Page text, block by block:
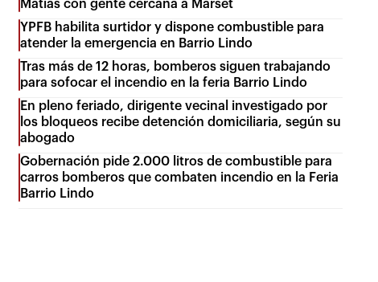
Matías con gente cercana a Marset
YPFB habilita surtidor y dispone combustible para
atender la emergencia en Barrio Lindo
Tras más de 12 horas, bomberos siguen trabajando
para sofocar el incendio en la feria Barrio Lindo
En pleno feriado, dirigente vecinal investigado por
los bloqueos recibe detención domiciliaria, según su
abogado
Gobernación pide 2.000 litros de combustible para
carros bomberos que combaten incendio en la Feria
Barrio Lindo